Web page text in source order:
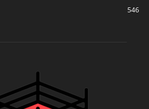
546